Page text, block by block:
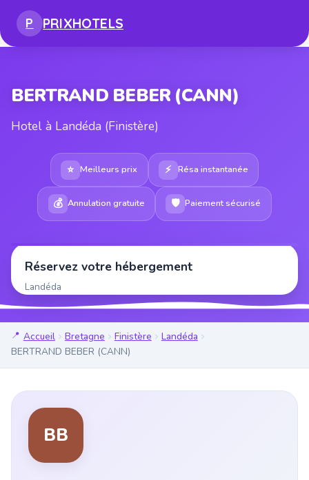
P PRIXHOTELS
BERTRAND BEBER (CANN)
Hotel à Landéda (Finistère)
⭐ Meilleurs prix ⚡ Résa instantanée
💰 Annulation gratuite 🛡 Paiement sécurisé
Réservez votre hébergement
Landéda
Accueil Bretagne Finistère
Landéda
BERTRAND BEBER (CANN)
BB